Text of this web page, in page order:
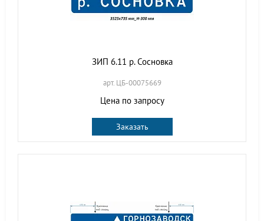
ЗИП 6.11 р. Сосновка
арт. ЦБ-00075669
Цена по запросу
Заказать